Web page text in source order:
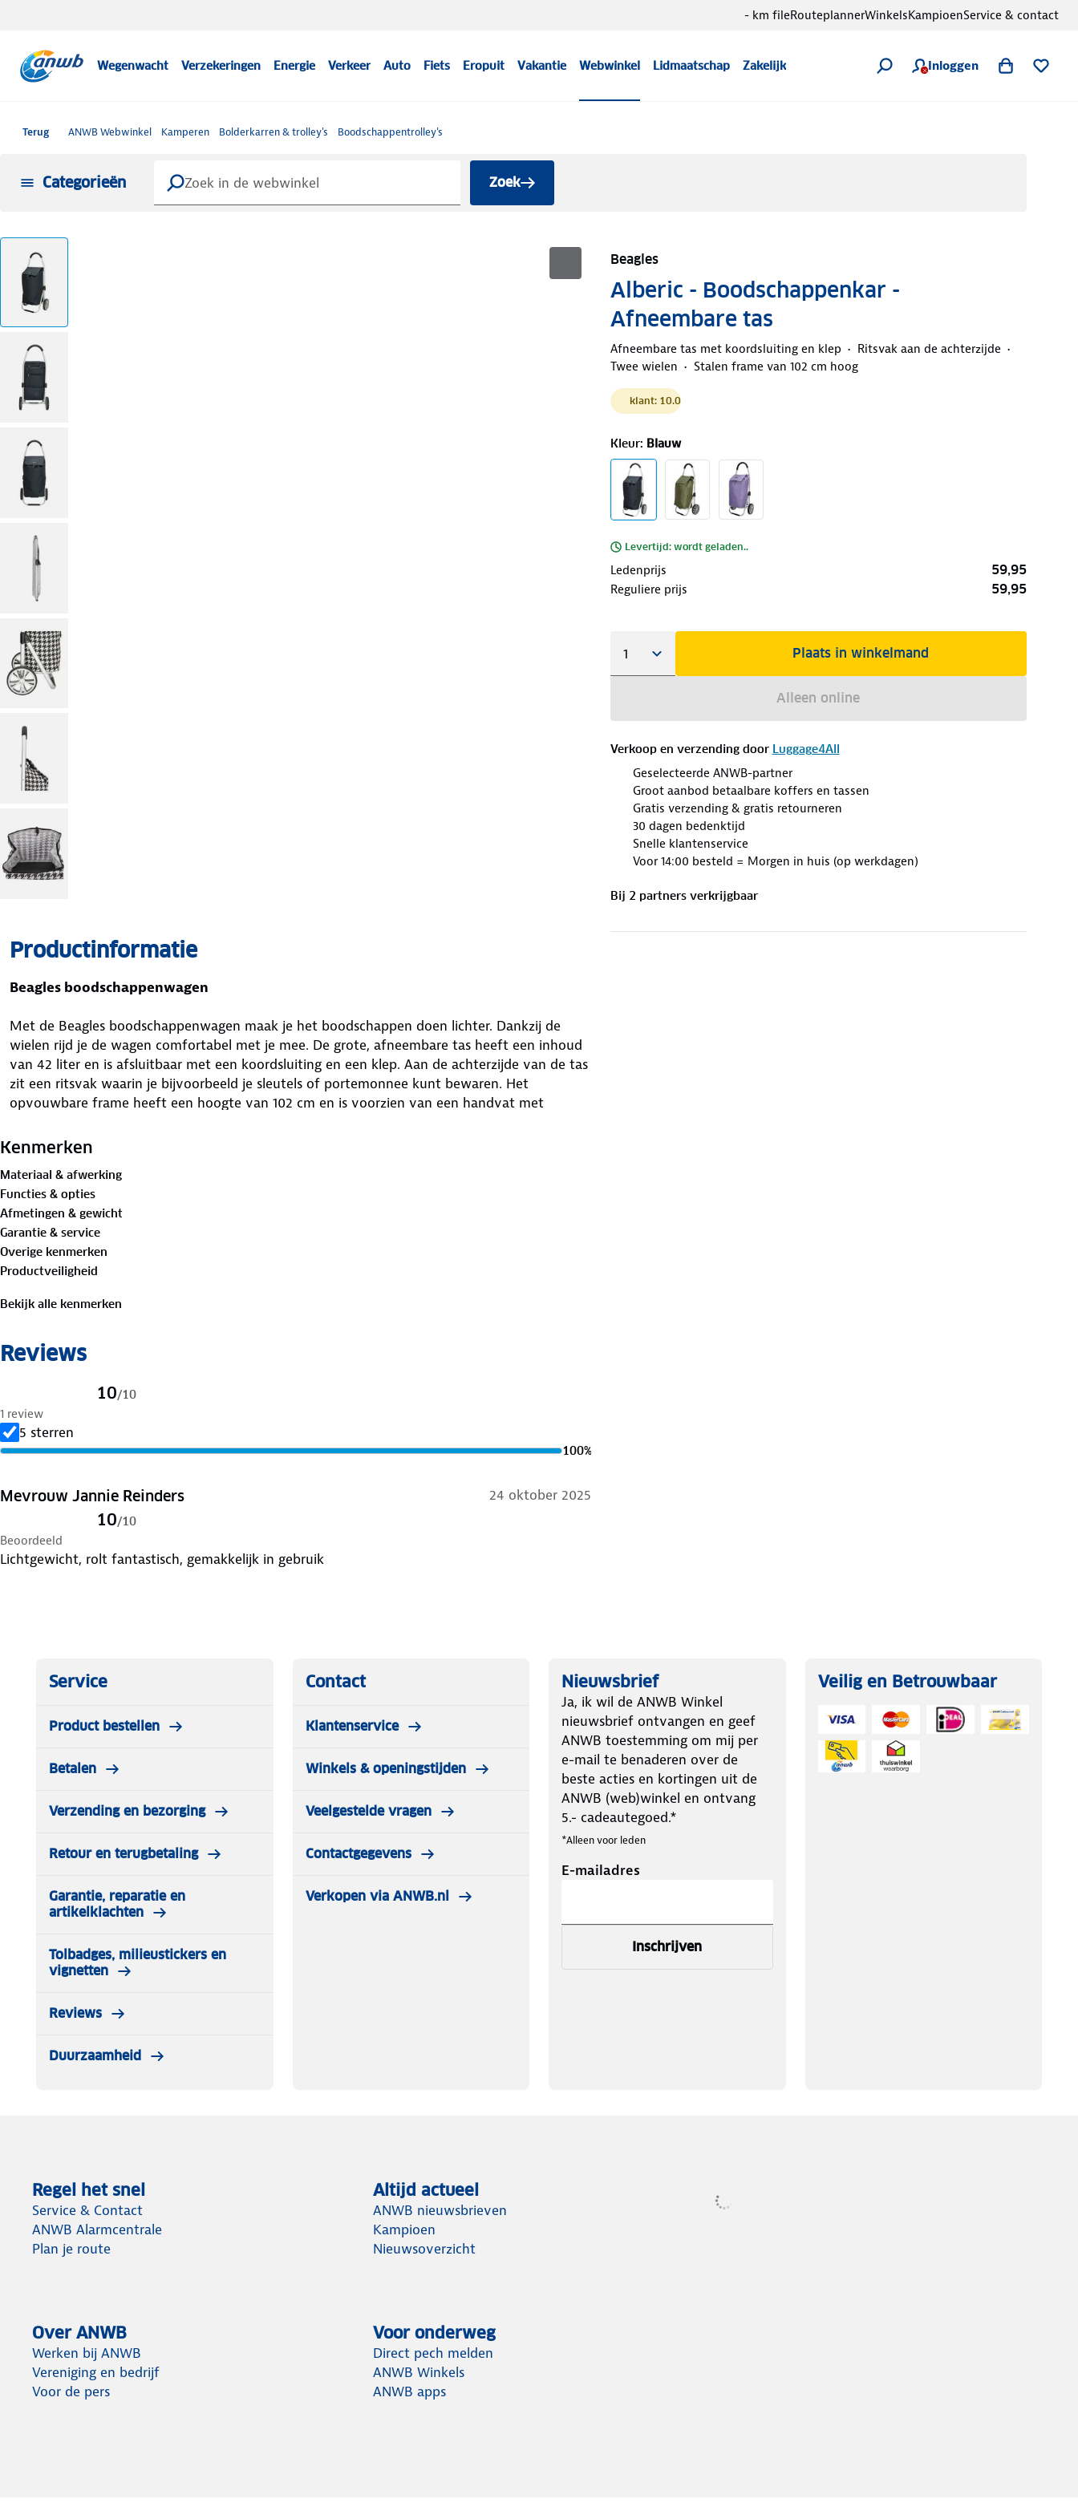
Wegenwacht Verzekeringen Energie Verkeer Auto Fiets Eropuit Vakantie Webwinkel Lidmaatschap Zakelijk Inloggen
- km fileRouteplannerWinkelsKampioenService & contact
Terug ANWB Webwinkel Kamperen Bolderkarren & trolley's Boodschappentrolley's
Categorieën Zoek
Beagles
Alberic - Boodschappenkar -
Afneembare tas
Afneembare tas met koordsluiting en klep
Ritsvak aan de achterzijde
Twee wielen
Stalen frame van 102 cm hoog
klant: 10.0
Kleur: Blauw
Levertijd: wordt geladen..
Ledenprijs 59,95
Reguliere prijs 59,95
Plaats in winkelmand
Alleen online
Verkoop en verzending door Luggage4All
Geselecteerde ANWB-partner
Groot aanbod betaalbare koffers en tassen
Gratis verzending & gratis retourneren
30 dagen bedenktijd
Snelle klantenservice
Voor 14:00 besteld = Morgen in huis (op werkdagen)
Bij 2 partnersverkrijgbaar
Productinformatie
Beagles boodschappenwagen
Met de Beagles boodschappenwagen maak je het boodschappen doen lichter. Dankzij de
wielen rijd je de wagen comfortabel met je mee. De grote, afneembare tas heeft een inhoud
van 42 liter en is afsluitbaar met een koordsluiting en een klep. Aan de achterzijde van de tas
zit een ritsvak waarin je bijvoorbeeld je sleutels of portemonnee kunt bewaren. Het
opvouwbare frame heeft een hoogte van 102 cm en is voorzien van een handvat met
De wielen hebben een diameter van 21 cm. De boodschappenwagen is snel en eenvoudig in-
Afmetingen trolley:
Afmetingen tas:
Inhoud tas:42 liter
Kenmerken
Ritsvak aan de achterzijde
Twee wielen
Stalen frame van 102 cm hoog
Handvat met softgrip
Opvouwbaar ontwerp
Kenmerken
Materiaal & afwerking
Functies & opties
Afmetingen & gewicht
Garantie & service
Overige kenmerken
Productveiligheid
Bekijk alle kenmerken
Reviews
10/10
1 review
5 sterren
100%
Mevrouw Jannie Reinders 24 oktober 2025
10/10
Beoordeeld
Lichtgewicht, rolt fantastisch, gemakkelijk in gebruik
Service
Product bestellen
Betalen
Verzending en bezorging
Retour en terugbetaling
Garantie, reparatie en
artikelklachten
Tolbadges, milieustickers en
vignetten
Reviews
Duurzaamheid
Contact
Klantenservice
Winkels & openingstijden
Veelgestelde vragen
Contactgegevens
Verkopen via ANWB.nl
Nieuwsbrief
Ja, ik wil de ANWB Winkel
nieuwsbrief ontvangen en geef
ANWB toestemming om mij per
e-mail te benaderen over de
beste acties en kortingen uit de
ANWB (web)winkel en ontvang
5.- cadeautegoed.*
*Alleen voor leden
E-mailadres
Inschrijven
Veilig en Betrouwbaar
Regel het snel
Service & Contact
ANWB Alarmcentrale
Plan je route
Altijd actueel
ANWB nieuwsbrieven
Kampioen
Nieuwsoverzicht
Over ANWB
Werken bij ANWB
Vereniging en bedrijf
Voor de pers
Voor onderweg
Direct pech melden
ANWB Winkels
ANWB apps